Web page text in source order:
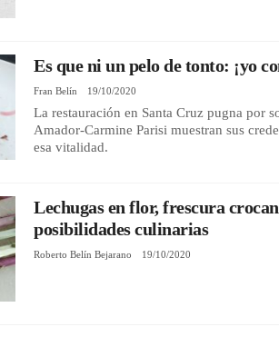
Es que ni un pelo de tonto: ¡yo
Fran Belín 19/10/2020
La restauración en Santa Cruz pugna por
Amador-Carmine Parisi muestran sus
esa vitalidad.
Lechugas en flor, frescura
posibilidades culinarias
Roberto Belín Bejarano 19/10/2020